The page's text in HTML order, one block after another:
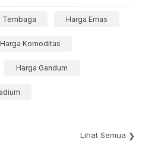
Tembaga Harga Emas
Harga Komoditas
Harga Gandum
Lihat Semua